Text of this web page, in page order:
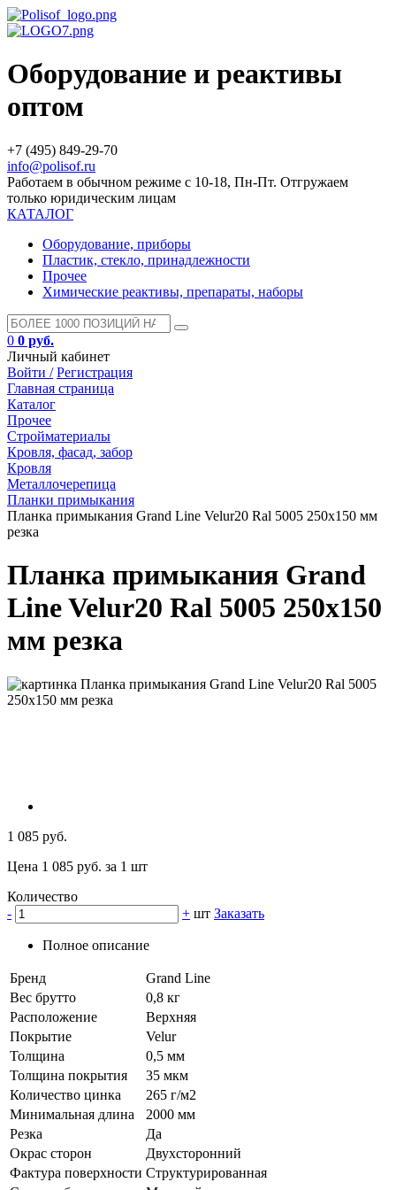
Оборудование и реактивы
оптом
+7 (495) 849-29-70
info@polisof.ru
Работаем в обычном режиме с 10-18, Пн-Пт. Отгружаем
только юридическим лицам
КАТАЛОГ
Оборудование, приборы
Пластик, стекло, принадлежности
Прочее
Химические реактивы, препараты, наборы
0 0 руб.
Личный кабинет
Войти / Регистрация
Главная страница
Каталог
Прочее
Стройматериалы
Кровля, фасад, забор
Кровля
Металлочерепица
Планки примыкания
Планка примыкания Grand Line Velur20 Ral 5005 250х150 мм
резка
Планка примыкания Grand
Line Velur20 Ral 5005 250х150
мм резка
1 085 руб.
Цена 1 085 руб. за 1 шт
Количество
-
+ шт Заказать
Полное описание
Бренд
Grand Line
Вес брутто
0,8 кг
Расположение
Верхняя
Покрытие
Velur
Толщина
0,5 мм
Толщина покрытия
35 мкм
Количество цинка
265 г/м2
Минимальная длина
2000 мм
Резка
Да
Окрас сторон
Двухсторонний
Фактура поверхности Структурированная